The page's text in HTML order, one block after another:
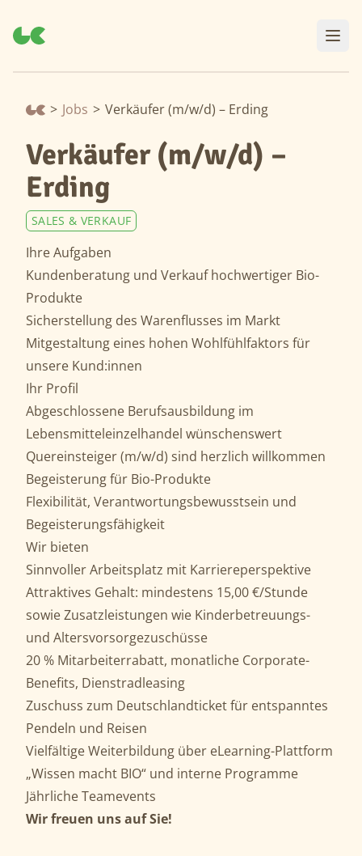
> Jobs > Verkäufer (m/w/d) – Erding
Verkäufer (m/w/d) –
Erding
SALES & VERKAUF
Ihre Aufgaben
Kundenberatung und Verkauf hochwertiger Bio-
Produkte
Sicherstellung des Warenflusses im Markt
Mitgestaltung eines hohen Wohlfühlfaktors für
unsere Kund:innen
Ihr Profil
Abgeschlossene Berufsausbildung im
Lebensmitteleinzelhandel wünschenswert
Quereinsteiger (m/w/d) sind herzlich willkommen
Begeisterung für Bio-Produkte
Flexibilität, Verantwortungsbewusstsein und
Begeisterungsfähigkeit
Wir bieten
Sinnvoller Arbeitsplatz mit Karriereperspektive
Attraktives Gehalt: mindestens 15,00 €/Stunde
sowie Zusatzleistungen wie Kinderbetreuungs-
und Altersvorsorgezuschüsse
20 % Mitarbeiterrabatt, monatliche Corporate-
Benefits, Dienstradleasing
Zuschuss zum Deutschlandticket für entspanntes
Pendeln und Reisen
Vielfältige Weiterbildung über eLearning-Plattform
„Wissen macht BIO“ und interne Programme
Jährliche Teamevents
Wir freuen uns auf Sie!